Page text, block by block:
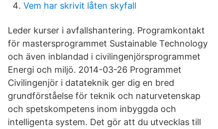
Vem har skrivit låten skyfall
Leder kurser i avfallshantering. Programkontakt
för mastersprogrammet Sustainable Technology
och även inblandad i civilingenjörsprogrammet
Energi och miljö. 2014-03-26 Programmet
Civilingenjör i datateknik ger dig en bred
grundförståelse för teknik och naturvetenskap
och spetskompetens inom inbyggda och
intelligenta system. Det gör att du utvecklas till